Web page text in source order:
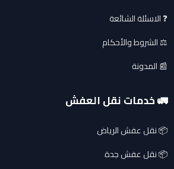
❓ الاسئلة الشائعة
⚖️ الشروط والأحكام
📰 المدونة
🚛 خدمات نقل العفش
📦 نقل عفش الرياض
📦 نقل عفش جدة